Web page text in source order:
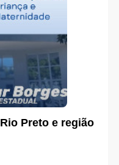
Preto e região